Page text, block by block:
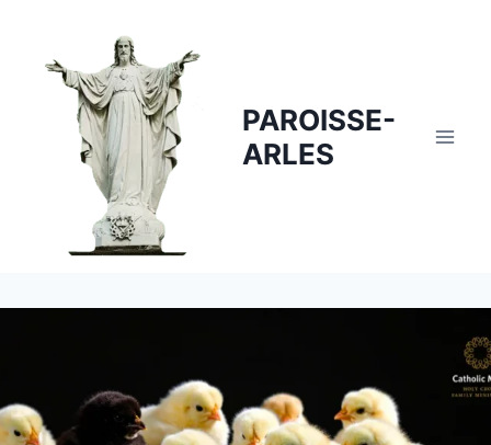
content
PAROISSE-
ARLES